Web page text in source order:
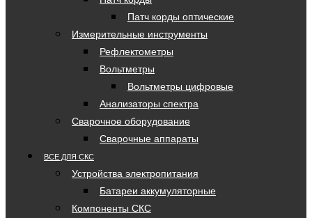
Патч корды оптические
Измерительные инструменты
Рефлектометры
Вольтметры
Вольтметры цифровые
Анализаторы спектра
Сварочное оборудование
Сварочные аппараты
ВСЕ ДЛЯ СКС
Устройства электропитания
Батареи аккумуляторные
Компоненты СКС